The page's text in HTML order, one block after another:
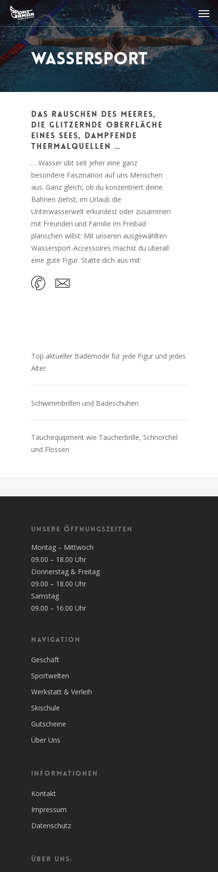
Wassersport
Das Rauschen des Meeres,
die glitzernde Oberfläche
eines Sees, dampfende
Thermalquellen …
… Wasser übt seit jeher eine ganz
besondere Faszination auf uns Menschen
aus. Ganz gleich, ob du konzentriert deine
Bahnen ziehst, im Urlaub die
Unterwasserwelt erkundest oder zusammen
mit Freunden und Familie im Freibad
planschen willst: Mit unseren ausgewählten
Wassersport-Accessoires machst du überall
eine gute Figur. Statte dich aus mit:
Top aktueller Bademode für jede Figur und jedes
Alter
Schwimmbrillen und Badeschuhen
Tauchequipment wie Taucherbrille, Schnorchel
und Flossen
Unsere Öffnungszeiten
Montag – Mittwoch
09.00 – 18.00 Uhr
Donnerstag & Freitag
09.00 – 18.00 Uhr
Samstag
09.00 – 16.00 Uhr
Navigation
Geschäft
Sportwelten
Werkstatt & Verleih
Skischule
Gutscheine
Über Uns
Informationen
Kontakt
Impressum
Datenschutz
Über Uns: